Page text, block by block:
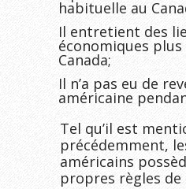
habituelle au
Il entretient des
économiques
Canada;
Il n’a pas eu de
américaine
Tel qu’il est
précédemment,
américains
propres règles de